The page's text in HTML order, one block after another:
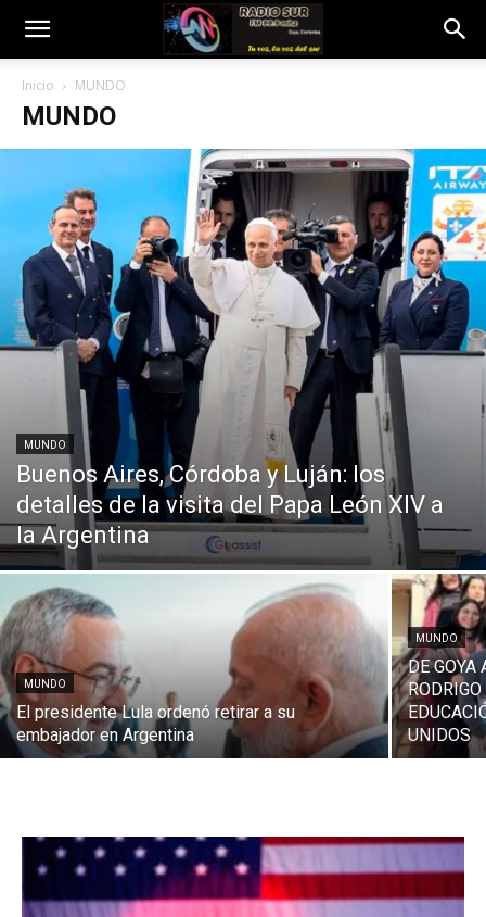
Inicio MUNDO
MUNDO
MUNDO
Buenos Aires, Córdoba y Luján: los
detalles de la visita del Papa León XIV a
la Argentina
MUNDO
El presidente Lula ordenó retirar a su
embajador en Argentina
MUNDO
DE GOYA
UNIDOS